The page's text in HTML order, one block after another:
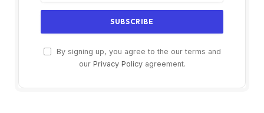
By signing up, you agree to the our terms and
our Privacy Policyagreement.